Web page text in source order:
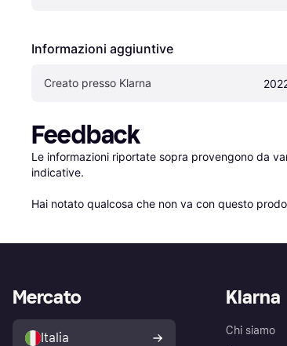
Informazioni aggiuntive
Creato presso Klarna
Feedback
Le informazioni riportate sopra provengono da
indicative.
Hai notato qualcosa che non va con questo
Klarna
Chi siamo
Mercato
Italia